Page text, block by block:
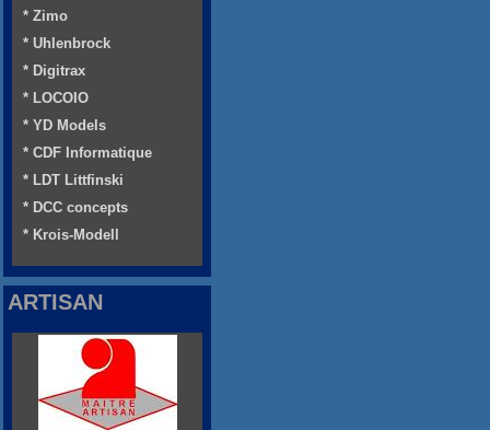
* Zimo
* Uhlenbrock
* Digitrax
* LOCOIO
* YD Models
* CDF Informatique
* LDT Littfinski
* DCC concepts
* Krois-Modell
ARTISAN